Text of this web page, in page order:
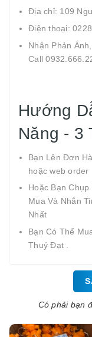
Địa chỉ: 109
Điện thoại:
Nhận Phản
Call
Hướng
Năng - 3
Bạn Lên Đơn
hoặc web order
Hoặc Bạn
Mua Và Nhắn
Nhất
Bạn Có Thể
Thuý Đạt .
Có phải bạn